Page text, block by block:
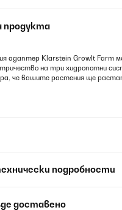
продукта
адаптер Klarstein GrowIt Farm
на три хидропотни
че вашите растения ще
подробности
доставено